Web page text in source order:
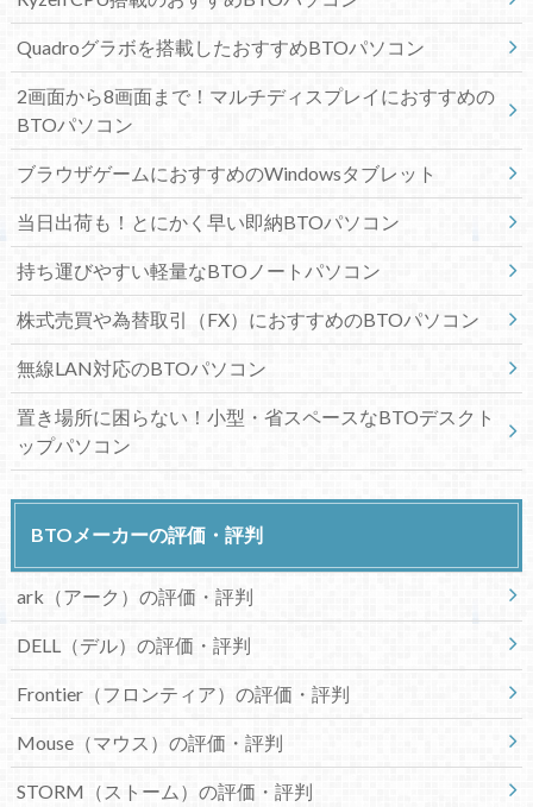
Quadroグラボを搭載したおすすめBTOパソコン
2画面から8画面まで！マルチディスプレイにおすすめの
BTOパソコン
ブラウザゲームにおすすめのWindowsタブレット
当日出荷も！とにかく早い即納BTOパソコン
持ち運びやすい軽量なBTOノートパソコン
株式売買や為替取引（FX）におすすめのBTOパソコン
無線LAN対応のBTOパソコン
置き場所に困らない！小型・省スペースなBTOデスクト
ップパソコン
BTOメーカーの評価・評判
ark（アーク）の評価・評判
DELL（デル）の評価・評判
Frontier（フロンティア）の評価・評判
Mouse（マウス）の評価・評判
STORM（ストーム）の評価・評判